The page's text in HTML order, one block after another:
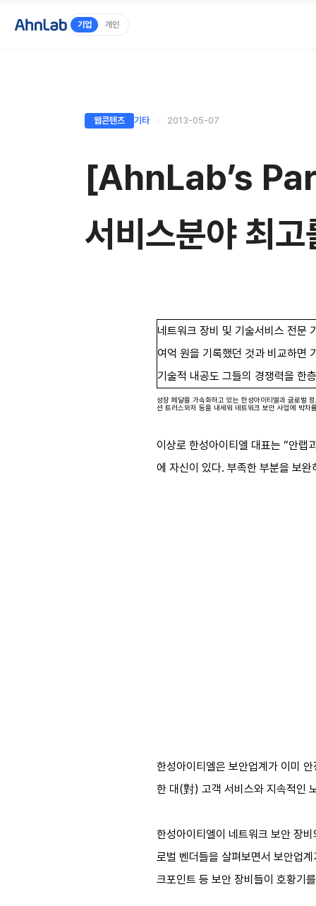
기업 개인
웹콘텐츠 기타 2013-05-07
[AhnLab’s
서비스분야 최
네트워크 장비 및 기술서비스 전
여억 원을 기록했던 것과 비교하면
기술적 내공도 그들의 경쟁력을 한
성장 페달을 가속화하고 있는 한성아이티엘과 글로벌
션 트러스와처 등을 내세워 네트워크 보안 사업에 박차
이상로 한성아이티엘 대표는 “안
에 자신이 있다. 부족한 부분을 보
한성아이티엘은 보안업계가 이미
한 대(對) 고객 서비스와 지속적인
한성아이티엘이 네트워크 보안 장
로벌 벤더들을 살펴보면서 보안업
크포인트 등 보안 장비들이 호황기